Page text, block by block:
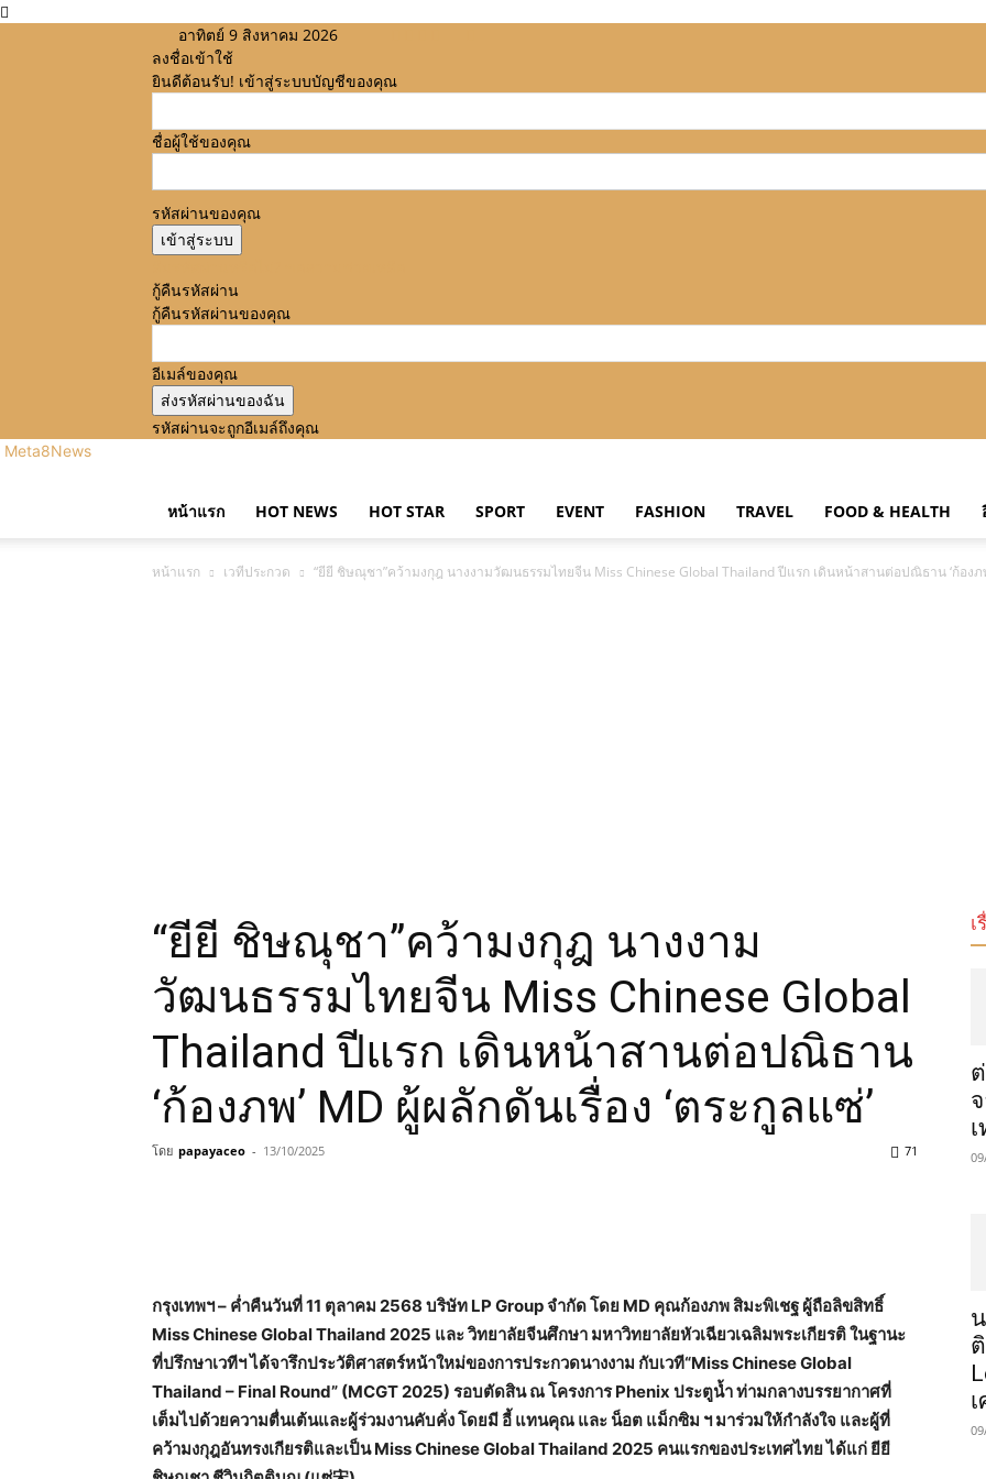
อาทิตย์ 9 สิงหาคม 2026
ลงชื่อเข้าใช้
ยินดีต้อนรับ! เข้าสู่ระบบบัญชีของคุณ
ชื่อผู้ใช้ของคุณ
รหัสผ่านของคุณ
กู้คืนรหัสผ่าน
กู้คืนรหัสผ่านของคุณ
อีเมล์ของคุณ
รหัสผ่านจะถูกอีเมล์ถึงคุณ
Meta8News
หน้าแรก HOT NEWS HOT STAR SPORT EVENT FASHION TRAVEL FOOD & HEALTH
หน้าแรก เวทีประกวด “ยียี ชิษณุชา”คว้ามงกุฎ นางงามวัฒนธรรมไทยจีน Miss Chinese Global Thailand ปีแรก เดินหน้าสานต่อปณิธาน ‘ก้องภพ
“ยียี ชิษณุชา”คว้ามงกุฎ นางงาม
วัฒนธรรมไทยจีน Miss Chinese Global
Thailand ปีแรก เดินหน้าสานต่อปณิธาน
‘ก้องภพ’ MD ผู้ผลักดันเรื่อง ‘ตระกูลแซ่’
โดย papayaceo - 13/10/2025 71
กรุงเทพฯ – ค่ำคืนวันที่ 11 ตุลาคม 2568 บริษัท LP Group จำกัด โดย MD คุณก้องภพ สิมะพิเชฐ ผู้ถือลิขสิทธิ์
Miss Chinese Global Thailand 2025 และ วิทยาลัยจีนศึกษา มหาวิทยาลัยหัวเฉียวเฉลิมพระเกียรติ ในฐานะ
ที่ปรึกษาเวทีฯ ได้จารึกประวัติศาสตร์หน้าใหม่ของการประกวดนางงาม กับเวที“Miss Chinese Global
Thailand – Final Round” (MCGT 2025) รอบตัดสิน ณ โครงการ Phenix ประตูน้ำ ท่ามกลางบรรยากาศที่
เต็มไปด้วยความตื่นเต้นและผู้ร่วมงานคับคั่ง โดยมี อี้ แทนคุณ และ น็อต แม็กซิม ฯ มาร่วมให้กำลังใจ และผู้ที่
คว้ามงกุฎอันทรงเกียรติและเป็น Miss Chinese Global Thailand 2025 คนแรกของประเทศไทย ได้แก่ ยียี
เ